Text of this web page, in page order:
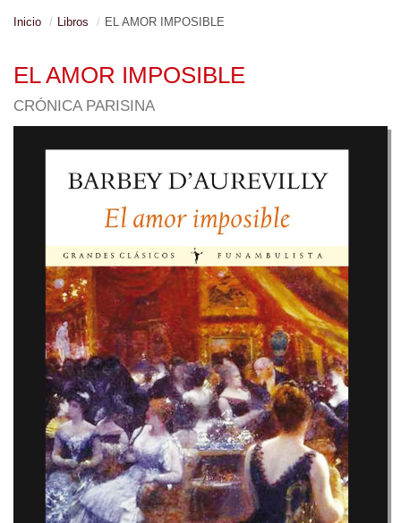
Inicio Libros EL AMOR IMPOSIBLE
EL AMOR IMPOSIBLE
CRÓNICA PARISINA